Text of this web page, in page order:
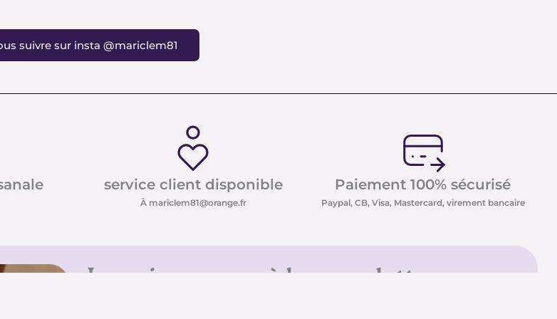
suivre sur insta @mariclem81
service client disponible
À mariclem81@orange.fr
Paiement 100% sécurisé
Paypal, CB, Visa, Mastercard, virement bancaire
Inscrivez-vous à la newsletter